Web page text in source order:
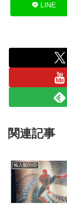
LINE
関連記事
輸入盤DVD